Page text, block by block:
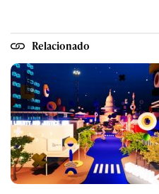
Relacionado